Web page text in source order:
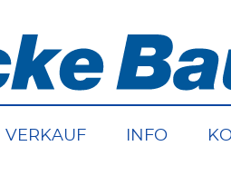
VERKAUF INFO